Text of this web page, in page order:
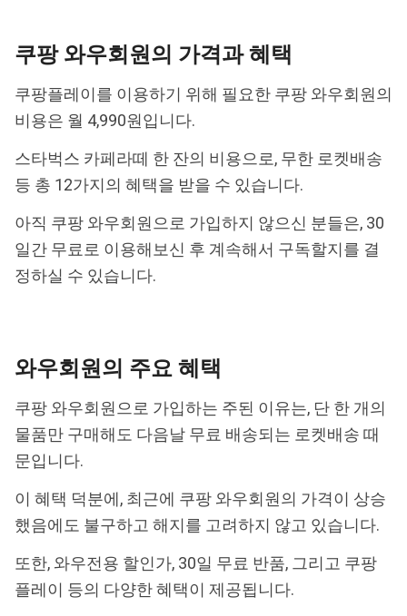
쿠팡 와우회원의 가격과 혜택
쿠팡플레이를 이용하기 위해 필요한 쿠팡 와우회원의
비용은 월 4,990원입니다.
스타벅스 카페라떼 한 잔의 비용으로, 무한 로켓배송
등 총 12가지의 혜택을 받을 수 있습니다.
아직 쿠팡 와우회원으로 가입하지 않으신 분들은, 30
일간 무료로 이용해보신 후 계속해서 구독할지를 결
정하실 수 있습니다.
와우회원의 주요 혜택
쿠팡 와우회원으로 가입하는 주된 이유는, 단 한 개의
물품만 구매해도 다음날 무료 배송되는 로켓배송 때
문입니다.
이 혜택 덕분에, 최근에 쿠팡 와우회원의 가격이 상승
했음에도 불구하고 해지를 고려하지 않고 있습니다.
또한, 와우전용 할인가, 30일 무료 반품, 그리고 쿠팡
플레이 등의 다양한 혜택이 제공됩니다.